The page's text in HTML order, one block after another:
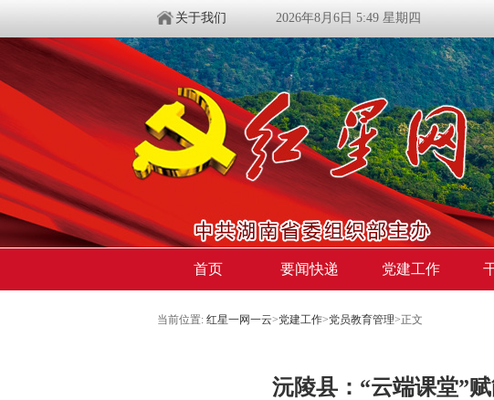
关于我们 2026年8月6日 5:49 星期四
首页 要闻快递 党建工作
当前位置: 红星一网一云>党建工作>党员教育管理>正文
沅陵县：“云端课堂”赋